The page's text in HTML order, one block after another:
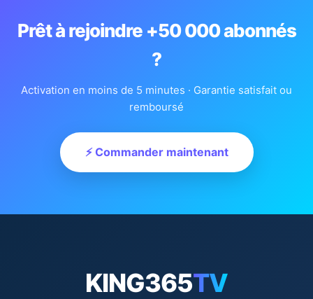
Prêt à rejoindre +50 000 abonnés
?
Activation en moins de 5 minutes · Garantie satisfait ou
remboursé
⚡ Commander maintenant
KING365TV